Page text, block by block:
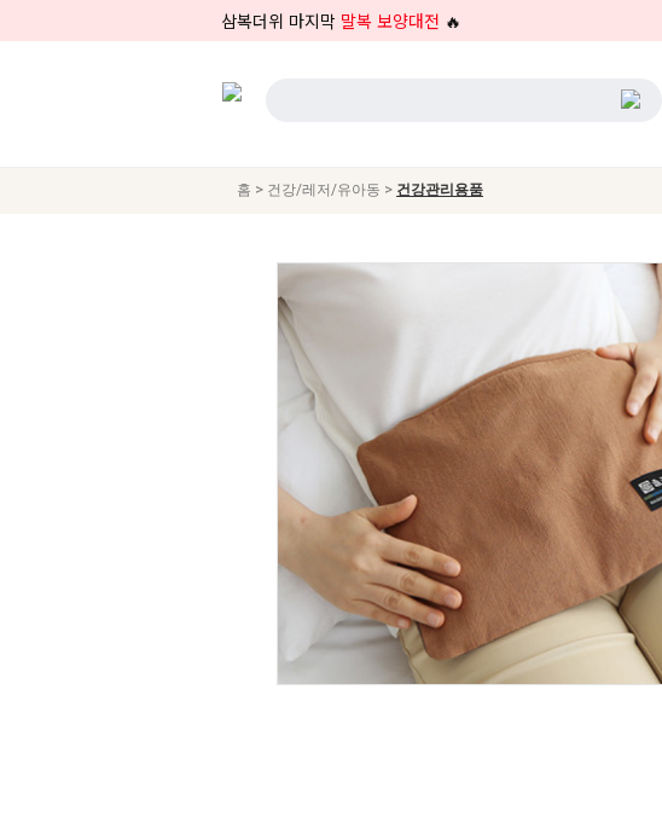
삼복더위 마지막 말복 보양대전 🔥
홈 > 건강/레저/유아동 > 건강관리용품